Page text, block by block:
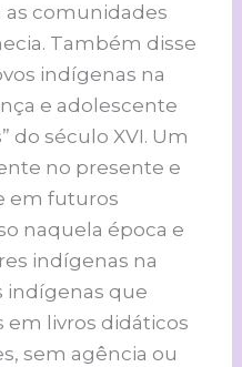
as comunidades
Também disse
indígenas na
e adolescente
do século XVI. Um
no presente e
em futuros
naquela época e
indígenas na
indígenas que
em livros didáticos
sem agência ou